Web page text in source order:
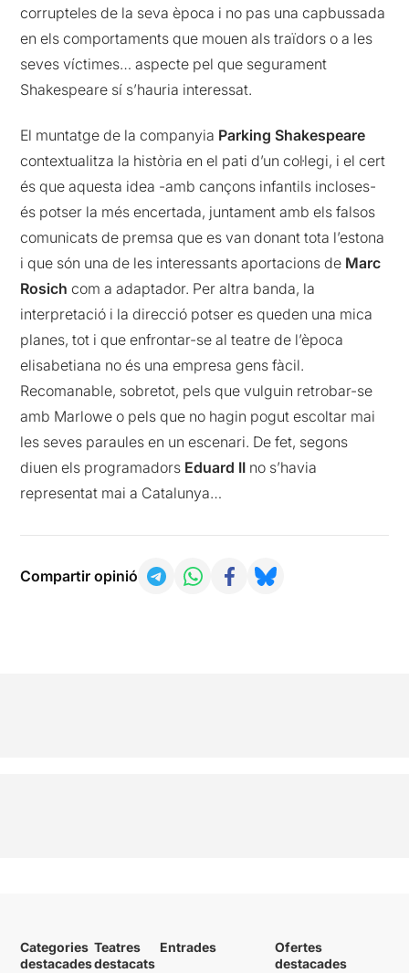
corrupteles de la seva època i no pas una capbussada
en els comportaments que mouen als traïdors o a les
seves víctimes… aspecte pel que segurament
Shakespeare sí s’hauria interessat.
El muntatge de la companyia Parking Shakespeare
contextualitza la història en el pati d’un col·legi, i el cert
és que aquesta idea -amb cançons infantils incloses-
és potser la més encertada, juntament amb els falsos
comunicats de premsa que es van donant tota l’estona
i que són una de les interessants aportacions de Marc
Rosich com a adaptador. Per altra banda, la
interpretació i la direcció potser es queden una mica
planes, tot i que enfrontar-se al teatre de l’època
elisabetiana no és una empresa gens fàcil.
Recomanable, sobretot, pels que vulguin retrobar-se
amb Marlowe o pels que no hagin pogut escoltar mai
les seves paraules en un escenari. De fet, segons
diuen els programadors Eduard II no s’havia
representat mai a Catalunya…
Compartir opinió
Categories
destacades
Teatres
destacats
Entrades
Ofertes
destacades